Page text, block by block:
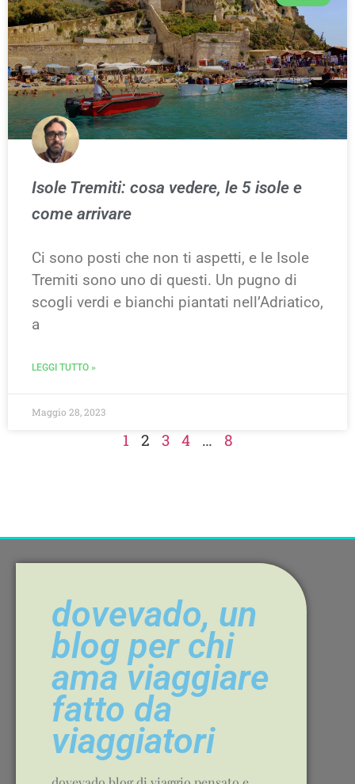
Isole Tremiti: cosa vedere, le 5 isole e
come arrivare
Ci sono posti che non ti aspetti, e le Isole
Tremiti sono uno di questi. Un pugno di
scogli verdi e bianchi piantati nell’Adriatico,
a
LEGGI TUTTO »
Maggio 28, 2023
1 2 3 4 … 8
dovevado, un
blog per chi
ama viaggiare
fatto da
viaggiatori